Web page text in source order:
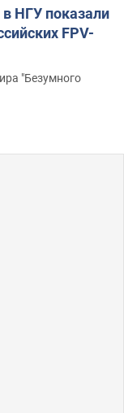
в НГУ показали
FPV-
"Безумного